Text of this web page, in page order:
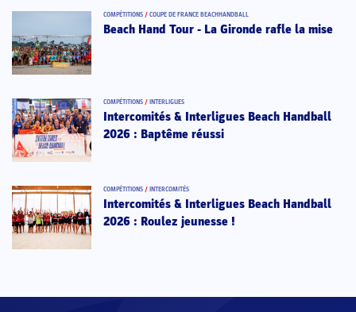
COMPÉTITIONS / COUPE DE FRANCE BEACHHANDBALL
Beach Hand Tour - La Gironde rafle la mise
COMPÉTITIONS / INTERLIGUES
Intercomités & Interligues Beach Handball
2026 : Baptême réussi
COMPÉTITIONS / INTERCOMITÉS
Intercomités & Interligues Beach Handball
2026 : Roulez jeunesse !